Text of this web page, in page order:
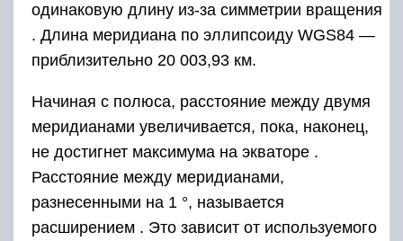
одинаковую длину из-за симметрии вращения
. Длина меридиана по эллипсоиду WGS84 —
приблизительно 20 003,93 км.
Начиная с полюса, расстояние между двумя
меридианами увеличивается, пока, наконец,
не достигнет максимума на экваторе .
Расстояние между меридианами,
разнесенными на 1 °, называется
расширением . Это зависит от используемого